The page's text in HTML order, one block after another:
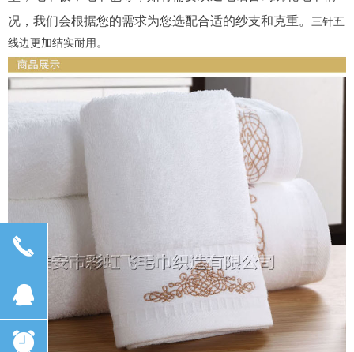
况，我们会根据您的需求为您选配合适的纱支和克重。 三针五
线边更加结实耐用。
끅
뀩
뀥